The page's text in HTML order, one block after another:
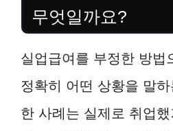
무엇일까요?
실업급여를 부정한 방법
정확히 어떤 상황을 말
한 사례는 실제로 취업